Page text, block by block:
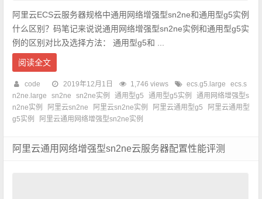
阿里云ECS云服务器规格中通用网络增强型sn2ne和通用型g5实例
什么区别？码笔记来说说通用网络增强型sn2ne实例和通用型g5实
例的区别对比及选择方法： 通用型g5和 ...
阅读全文
code 2019年12月1日 1,746 views ecs.g5.large
ecs.s
n2ne.large
sn2ne sn2ne实例 通用型g5 通用型g5实例
通用网络增强型s
n2ne实例
阿里云sn2ne 阿里云sn2ne实例 阿里云通用型g5
阿里云通用型
g5实例
阿里云通用网络增强型sn2ne实例
阿里云通用网络增强型sn2ne云服务器配置性能评测